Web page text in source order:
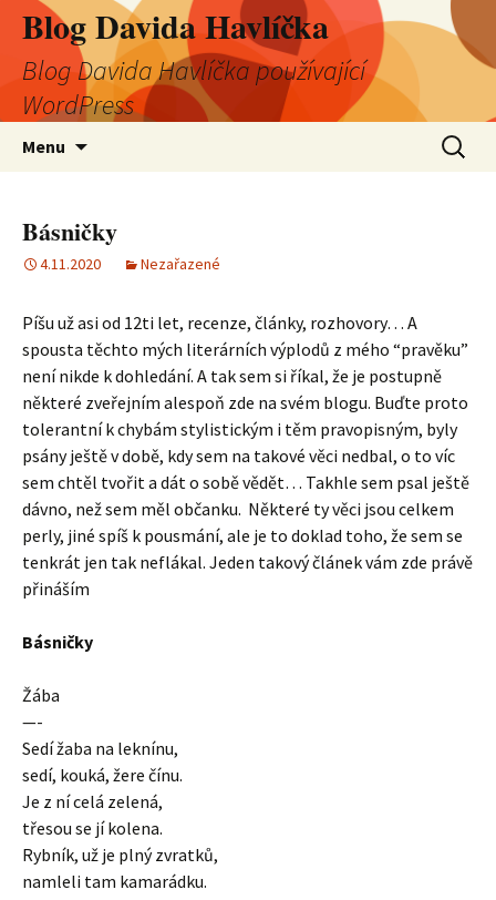
Blog Davida Havlíčka
Blog Davida Havlíčka používající
WordPress
Menu
Básničky
4.11.2020 Nezařazené
Píšu už asi od 12ti let, recenze, články, rozhovory… A
spousta těchto mých literárních výplodů z mého “pravěku”
není nikde k dohledání. A tak sem si říkal, že je postupně
některé zveřejním alespoň zde na svém blogu. Buďte proto
tolerantní k chybám stylistickým i těm pravopisným, byly
psány ještě v době, kdy sem na takové věci nedbal, o to víc
sem chtěl tvořit a dát o sobě vědět… Takhle sem psal ještě
dávno, než sem měl občanku. Některé ty věci jsou celkem
perly, jiné spíš k pousmání, ale je to doklad toho, že sem se
tenkrát jen tak neflákal. Jeden takový článek vám zde právě
přináším
Básničky
Žába
—-
Sedí žaba na leknínu,
sedí, kouká, žere čínu.
Je z ní celá zelená,
třesou se jí kolena.
Rybník, už je plný zvratků,
namleli tam kamarádku.